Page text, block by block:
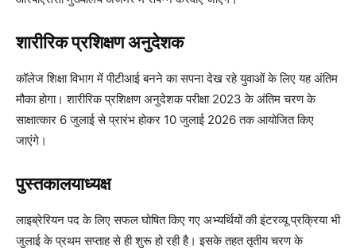
शारीरिक प्रशिक्षण अनुदेशक
कॉलेज शिक्षा विभाग में पीटीआई बनने का सपना देख रहे युवाओं के लिए यह अंतिम
मौका होगा। शारीरिक प्रशिक्षण अनुदेशक परीक्षा 2023 के अंतिम चरण के
साक्षात्कार 6 जुलाई से प्रारंभ होकर 10 जुलाई 2026 तक आयोजित किए
जाएंगे।
पुस्तकालयाध्यक्ष
लाइब्रेरियन पद के लिए सफल घोषित किए गए अभ्यर्थियों की इंटरव्यू प्रक्रिया भी
जुलाई के प्रथम सप्ताह से ही शुरू हो रही है। इसके तहत तृतीय चरण के